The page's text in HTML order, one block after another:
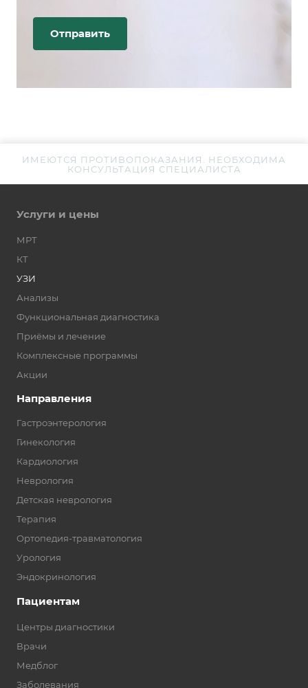
ИМЕЮТСЯ ПРОТИВОПОКАЗАНИЯ. НЕОБХОДИМА
КОНСУЛЬТАЦИЯ СПЕЦИАЛИСТА
Услуги и цены
МРТ
КТ
УЗИ
Анализы
Функциональная диагностика
Приёмы и лечение
Комплексные программы
Акции
Направления
Гастроэнтерология
Гинекология
Кардиология
Неврология
Детская неврология
Терапия
Ортопедия-травматология
Урология
Эндокринология
Пациентам
Центры диагностики
Врачи
Медблог
Заболевания